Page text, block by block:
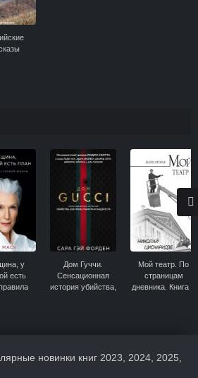
у
есть
Дом Гуччи.
Сенсационная
история убийства,
Мой театр. По
страницам
дневника. Книга II
новинки книг 2023, 2024, 2025,